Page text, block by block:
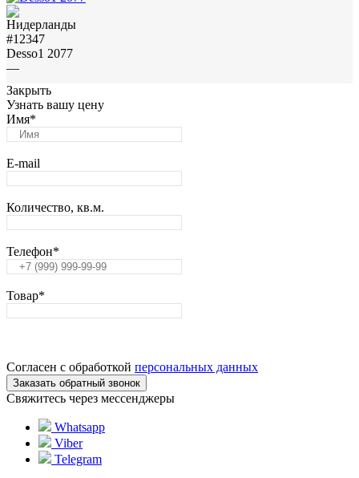
#12347
Desso1 2077
—
Закрыть
Узнать вашу цену
Имя*
E-mail
Количество, кв.м.
Телефон*
Товар*
Согласен с обработкой персональных данных
Свяжитесь через мессенджеры
Whatsapp
Viber
Telegram